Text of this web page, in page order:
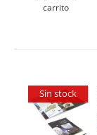
carrito
Sin stock